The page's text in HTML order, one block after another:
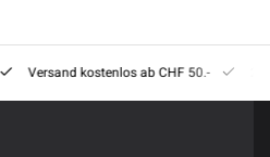
Versand kostenlos ab CHF 50.-